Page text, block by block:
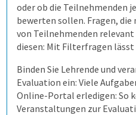
Interaktive
Mehr aus Daten
Datensparsamkeit
Sicherer Zugang
Wandel im Blick
Fernsteuerung
Universitäten
Hochschulen
Duales Studium
Moodle
individuelle Lösung
academyFIVE
Cloud oder vor Ort
Leichter
Demoversion
Prüfungen
Prüfungsprozess
Befragungen
oder ob die Teilnehmenden
bewerten sollen. Fragen,
von Teilnehmenden relevant
diesen: Mit Filterfragen lässt
Binden Sie Lehrende und
Evaluation ein: Viele
Online-Portal erledigen: So
Veranstaltungen zur